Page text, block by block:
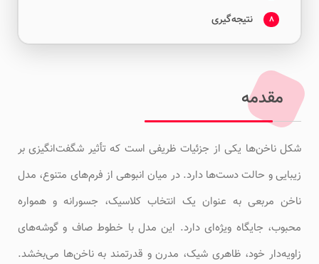
8 نتیجه‌گیری
مقدمه
شکل ناخن‌ها یکی از جزئیات ظریفی است که تأثیر شگفت‌انگیزی بر
زیبایی و حالت دست‌ها دارد. در میان انبوهی از فرم‌های متنوع، مدل
ناخن مربعی به عنوان یک انتخاب کلاسیک، جسورانه و همواره
محبوب، جایگاه ویژه‌ای دارد. این مدل با خطوط صاف و گوشه‌های
زاویه‌دار خود، ظاهری شیک، مدرن و قدرتمند به ناخن‌ها می‌بخشد.